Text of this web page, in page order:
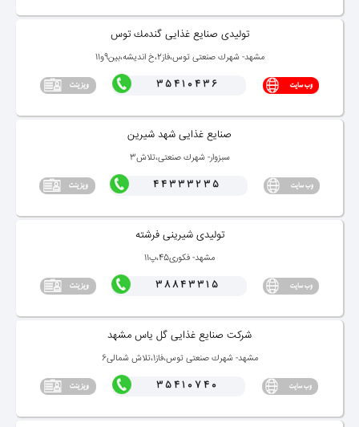
تولیدی صنایع غذایی گندمك توس
مشهد- شهرك صنعتی توس،فاز2،خ اندیشه،بین9و11
35410436
صنایع غذایی شهد شیرین
سبزوار- شهرك صنعتی،تلاش3
44333235
تولیدی شیرینی فرشته
مشهد- فكوری45،پ11
38843315
شركت صنایع غذایی گل یاس مشهد
مشهد- شهرك صنعتی توس،فاز1،تلاش شمالی6
35410740